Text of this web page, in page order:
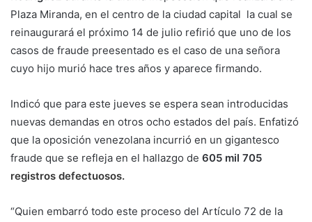
Plaza Miranda, en el centro de la ciudad capital la cual se
reinaugurará el próximo 14 de julio refirió que uno de los
casos de fraude preesentado es el caso de una señora
cuyo hijo murió hace tres años y aparece firmando.
Indicó que para este jueves se espera sean introducidas
nuevas demandas en otros ocho estados del país. Enfatizó
que la oposición venezolana incurrió en un gigantesco
fraude que se refleja en el hallazgo de 605 mil 705
registros defectuosos.
“Quien embarró todo este proceso del Artículo 72 de la